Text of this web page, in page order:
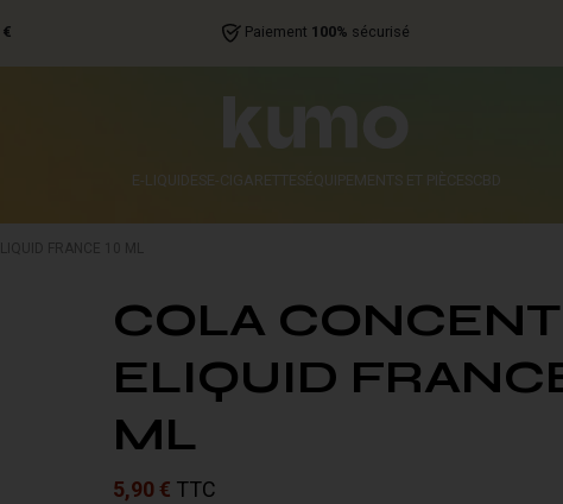
Paiement 100% sécurisé
E-LIQUIDESE-CIGARETTES ÉQUIPEMENTS ET PIÈCES CBD
COLA
ELIQUID
ML
5,90 € TTC